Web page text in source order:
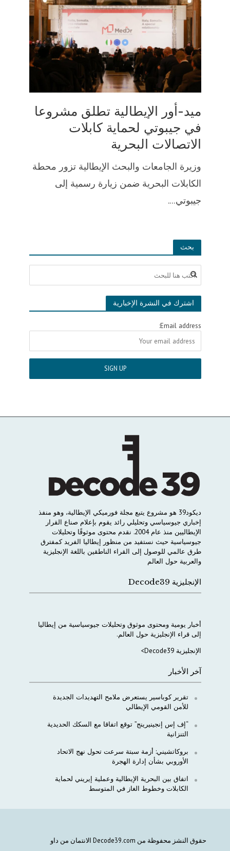
ميد-أور الإيطالية تطلق مشروعا
في جيبوتي لحماية كابلات
الاتصالات البحرية
وزيرة الجامعات والبحث الإيطالية تزور محطة
الكابلات البحرية ضمن زيارة رسمية إلى
جيبوتي....
بحث
اشترك في النشرة الإخبارية
Email address:
ديكود39 هو مشروع يتبع مجلة فورميكي الإيطالية، وهو منفذ
إخباري جيوسياسي وتحليلي رائد يقوم بإعلام صناع القرار
الإيطاليين منذ عام 2004. نقدم محتوى موثوقًا وتحليلات
جيوسياسية حيث نستفيد من منظور إيطاليا الفريد كمفترق
طرق عالمي للوصول إلى القراء الناطقين باللغة الإنجليزية
والعربية حول العالم
الإنجليزية Decode39
أخبار يومية ومحتوى موثوق وتحليلات جيوسياسية من إيطاليا
إلى قراء الإنجليزية حول العالم.
الإنجليزية Decode39>
آخر الأخبار
تقرير كوباسير يستعرض ملامح التهديدات الجديدة
للأمن القومي الإيطالي
“إف إس إنجينيرينج” توقع اتفاقا مع السكك الحديدية
التنزانية
بروكاتشيني: أزمة سبتة سرعت تحول نهج الاتحاد
الأوروبي بشأن إدارة الهجرة
اتفاق بين البحرية الإيطالية وعملية إيريني لحماية
الكابلات وخطوط الغاز في المتوسط
حقوق النشز محفوظة من Decode39.com الانتمان من داو